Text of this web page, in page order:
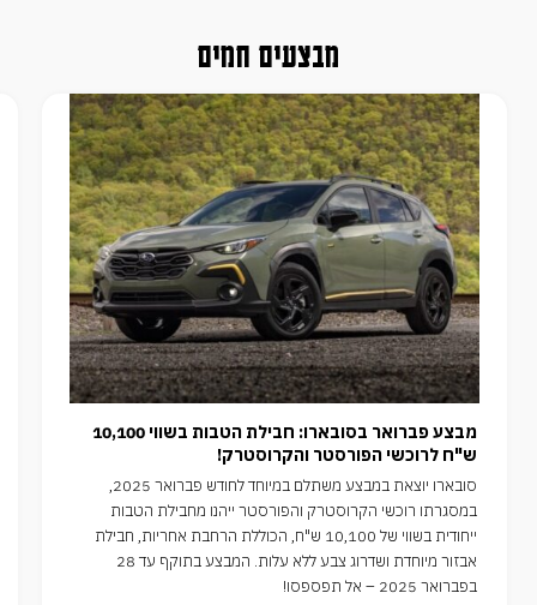
מבצעים חמים
מבצע פברואר בסובארו: חבילת הטבות בשווי 10,100
ש"ח לרוכשי הפורסטר והקרוסטרק!
סובארו יוצאת במבצע משתלם במיוחד לחודש פברואר 2025,
במסגרתו רוכשי הקרוסטרק והפורסטר ייהנו מחבילת הטבות
ייחודית בשווי של 10,100 ש"ח, הכוללת הרחבת אחריות, חבילת
אבזור מיוחדת ושדרוג צבע ללא עלות. המבצע בתוקף עד 28
בפברואר 2025 – אל תפספסו!